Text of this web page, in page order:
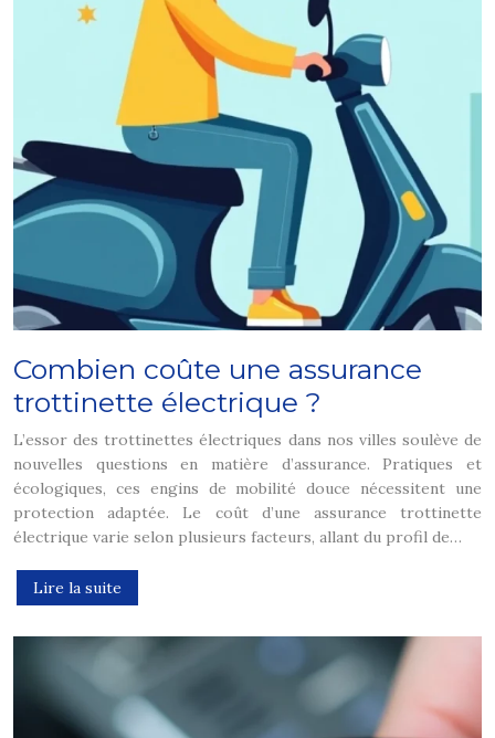
Combien coûte une assurance
trottinette électrique ?
L’essor des trottinettes électriques dans nos villes soulève de
nouvelles questions en matière d’assurance. Pratiques et
écologiques, ces engins de mobilité douce nécessitent une
protection adaptée. Le coût d’une assurance trottinette
électrique varie selon plusieurs facteurs, allant du profil de…
Lire la suite